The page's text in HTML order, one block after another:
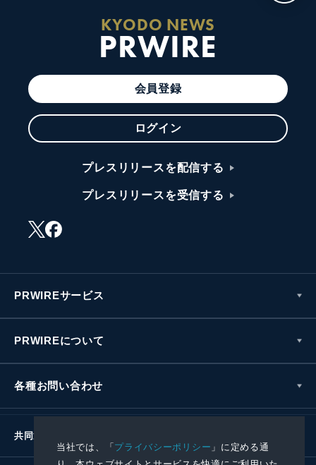
当社では、「プライバシーポリシー 」に定める通
KYODO NEWS
PRWIRE
会員登録
ログイン
プレスリリースを配信する
プレスリリースを受信する
PRWIREサービス
PRWIREについて
各種お問い合わせ
共同通信社グループ